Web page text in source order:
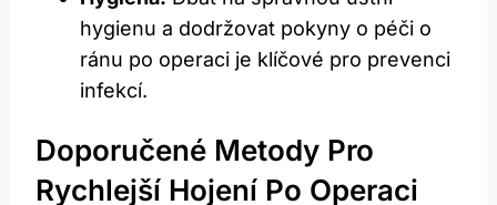
hygienu a dodržovat pokyny⁤ o péči o
ránu po operaci je klíčové pro prevenci
infekcí.
Doporučené Metody Pro
Rychlejší Hojení Po Operaci